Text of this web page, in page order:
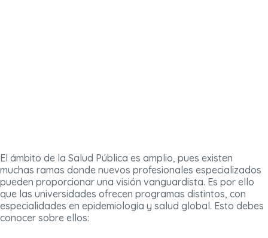
El ámbito de la Salud Pública es amplio, pues existen
muchas ramas donde nuevos profesionales especializados
pueden proporcionar una visión vanguardista. Es por ello
que las universidades ofrecen programas distintos, con
especialidades en epidemiología y salud global. Esto debes
conocer sobre ellos: